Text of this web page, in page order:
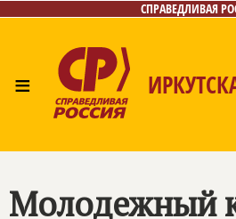
СПРАВЕДЛИВАЯ
≡
Интернет-приёмная
Молодежный